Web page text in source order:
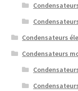
Condensateurs
Condensateurs